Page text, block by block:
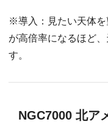
※導入：見たい天体を
が高倍率になるほど
す。
NGC7000 北ア